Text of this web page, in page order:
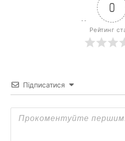
0
Рейтинг
Підписатися